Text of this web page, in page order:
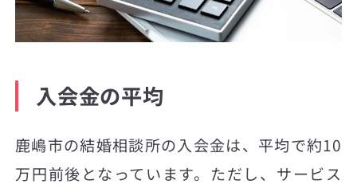
入会金の平均
鹿嶋市の結婚相談所の入会金は、平均で約10
万円前後となっています。ただし、サービス